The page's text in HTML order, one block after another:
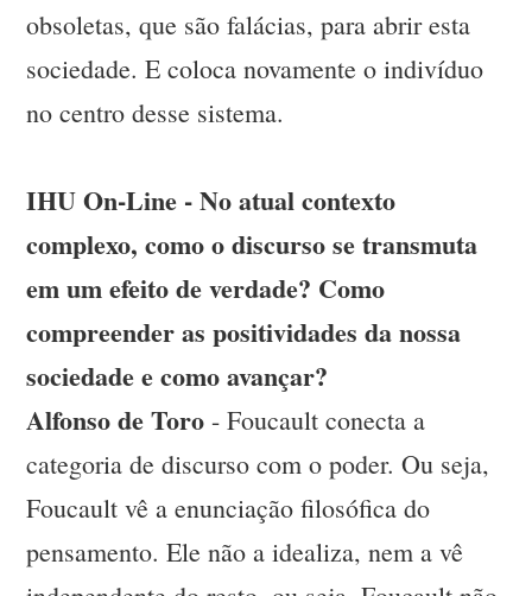
obsoletas, que são falácias, para abrir esta
sociedade. E coloca novamente o indivíduo
no centro desse sistema.
IHU On-Line - No atual contexto
complexo, como o discurso se transmuta
em um efeito de verdade? Como
compreender as positividades da nossa
sociedade e como avançar?
Alfonso de Toro- Foucault conecta a
categoria de discurso com o poder. Ou seja,
Foucault vê a enunciação filosófica do
pensamento. Ele não a idealiza, nem a vê